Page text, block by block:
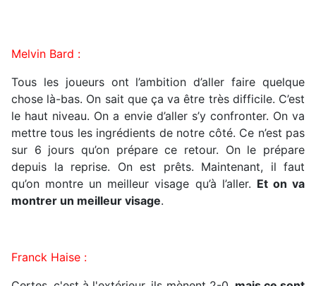
Melvin Bard :
Tous les joueurs ont l’ambition d’aller faire quelque
chose là-bas. On sait que ça va être très difficile. C’est
le haut niveau. On a envie d’aller s’y confronter. On va
mettre tous les ingrédients de notre côté. Ce n’est pas
sur 6 jours qu’on prépare ce retour. On le prépare
depuis la reprise. On est prêts. Maintenant, il faut
qu’on montre un meilleur visage qu’à l’aller. Et on va
montrer un meilleur visage.
Franck Haise :